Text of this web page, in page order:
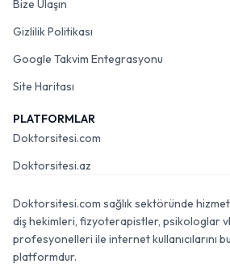
Bize Ulaşın
Gizlilik Politikası
Google Takvim Entegrasyonu
Site Haritası
PLATFORMLAR
Doktorsitesi.com
Doktorsitesi.az
Doktorsitesi.com sağlık sektöründe
diş hekimleri, fizyoterapistler, psikologlar
profesyonelleri ile internet kullanıcılarını
platformdur.